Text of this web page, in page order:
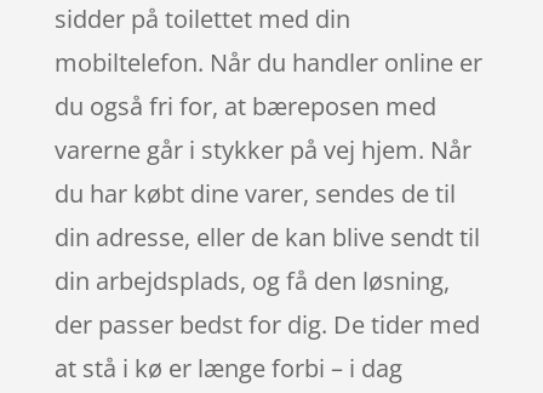
sidder på toilettet med din
mobiltelefon. Når du handler online er
du også fri for, at bæreposen med
varerne går i stykker på vej hjem. Når
du har købt dine varer, sendes de til
din adresse, eller de kan blive sendt til
din arbejdsplads, og få den løsning,
der passer bedst for dig. De tider med
at stå i kø er længe forbi – i dag